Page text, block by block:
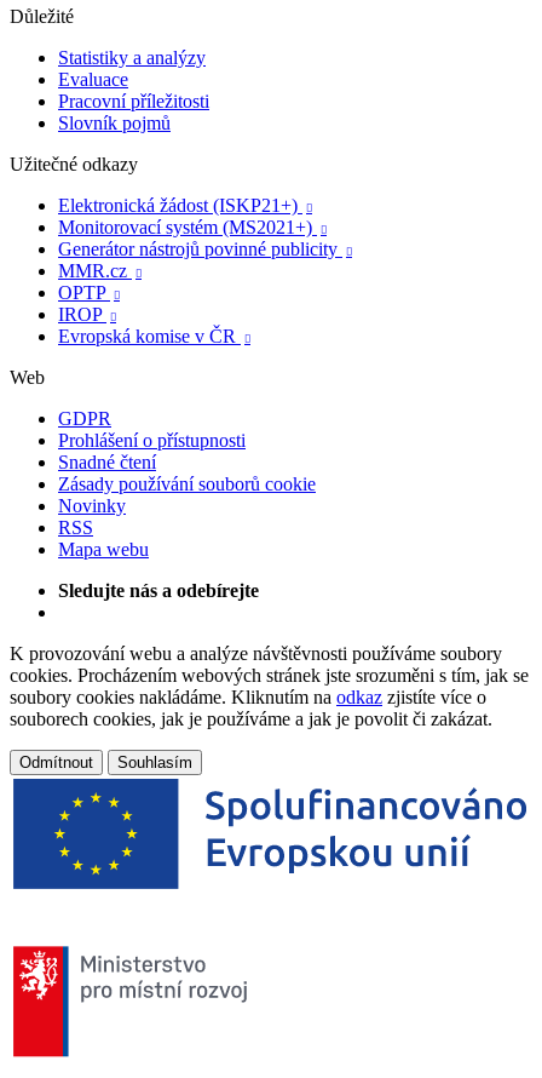
Důležité
Statistiky a analýzy
Evaluace
Pracovní příležitosti
Slovník pojmů
Užitečné odkazy
Elektronická žádost (ISKP21+)

Monitorovací systém (MS2021+) 
Generátor nástrojů povinné publicity 
MMR.cz 
OPTP 
IROP 
Evropská komise v ČR 
Web
GDPR
Prohlášení o přístupnosti
Snadné čtení
Zásady používání souborů cookie
Novinky
RSS
Mapa webu
Sledujte nás a odebírejte
K provozování webu a analýze návštěvnosti používáme soubory
cookies. Procházením webových stránek jste srozuměni s tím, jak se
soubory cookies nakládáme. Kliknutím na odkaz zjistíte více o
souborech cookies, jak je používáme a jak je povolit či zakázat.
Odmítnout Souhlasím